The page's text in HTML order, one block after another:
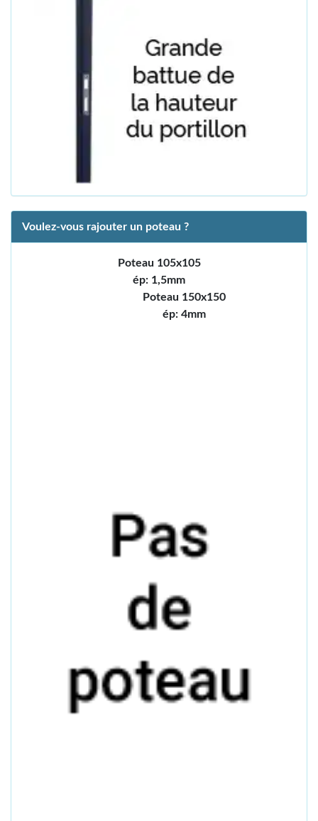
Voulez-vous rajouter un poteau ?
Poteau 105x105
ép: 1,5mm
Poteau 150x150
ép: 4mm